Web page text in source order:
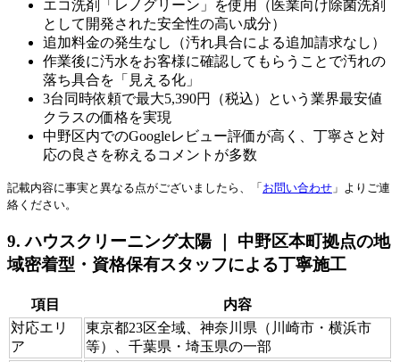
エコ洗剤「レノグリーン」を使用（医業向け除菌洗剤
として開発された安全性の高い成分）
追加料金の発生なし（汚れ具合による追加請求なし）
作業後に汚水をお客様に確認してもらうことで汚れの
落ち具合を「見える化」
3台同時依頼で最大5,390円（税込）という業界最安値
クラスの価格を実現
中野区内でのGoogleレビュー評価が高く、丁寧さと対
応の良さを称えるコメントが多数
記載内容に事実と異なる点がございましたら、「 お問い合わせ 」よりご連
絡ください。
9. ハウスクリーニング太陽 ｜ 中野区本町拠点の地
域密着型・資格保有スタッフによる丁寧施工
項目
内容
対応エリ
ア
東京都23区全域、神奈川県（川崎市・横浜市
等）、千葉県・埼玉県の一部